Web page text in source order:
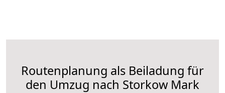
Routenplanung als Beiladung für
den Umzug nach Storkow Mark